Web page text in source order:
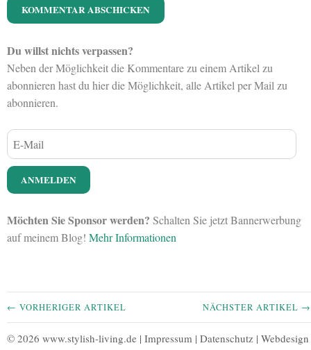
Du willst nichts verpassen?
Neben der Möglichkeit die Kommentare zu einem Artikel zu
abonnieren hast du hier die Möglichkeit, alle Artikel per Mail zu
abonnieren.
Möchten Sie Sponsor werden? Schalten Sie jetzt Bannerwerbung
auf meinem Blog! Mehr Informationen
← VORHERIGER ARTIKEL NÄCHSTER ARTIKEL →
© 2026 www.stylish-living.de | Impressum | Datenschutz | Webdesign